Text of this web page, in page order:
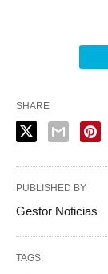
SHARE
PUBLISHED BY
Gestor Noticias
TAGS: